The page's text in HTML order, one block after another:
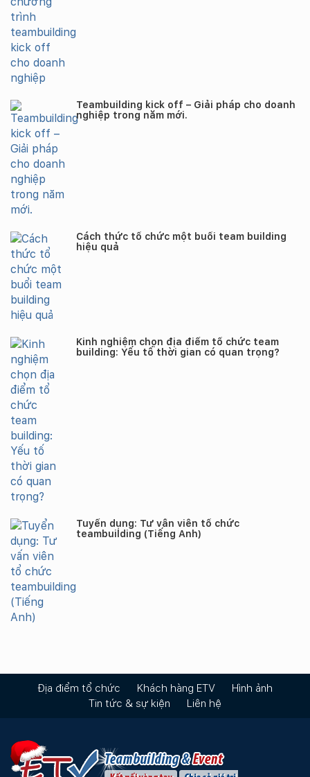
Teambuilding kick off – Giải pháp cho doanh
nghiệp trong năm mới.
Cách thức tổ chức một buổi team building
hiệu quả
Kinh nghiệm chọn địa điểm tổ chức team
building: Yếu tố thời gian có quan trọng?
Tuyển dụng: Tư vấn viên tổ chức
teambuilding (Tiếng Anh)
Địa điểm tổ chức Khách hàng ETV
Hình ảnh
Tin tức & sự kiện
Liên hệ